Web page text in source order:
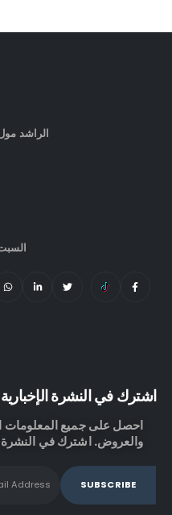
الراشد
السبت -
اشترك في النشرة الإخبارية
احصل على جميع المعلومات
والعروض. اشترك في النشرة